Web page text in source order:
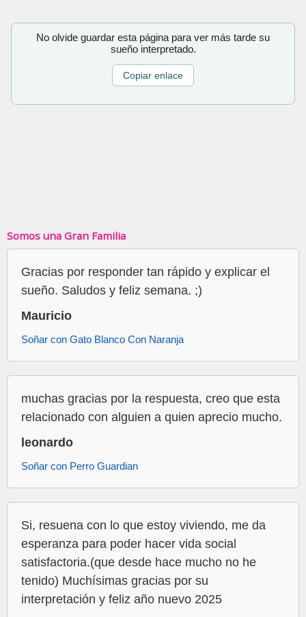
No olvide guardar esta página para ver más tarde su
sueño interpretado.
Copiar enlace
Somos una Gran Familia
Gracias por responder tan rápido y explicar el
sueño. Saludos y feliz semana. ;)
Mauricio
Soñar con Gato Blanco Con Naranja
muchas gracias por la respuesta, creo que esta
relacionado con alguien a quien aprecio mucho.
leonardo
Soñar con Perro Guardian
Si, resuena con lo que estoy viviendo, me da
esperanza para poder hacer vida social
satisfactoria.(que desde hace mucho no he
tenido) Muchísimas gracias por su
interpretación y feliz año nuevo 2025